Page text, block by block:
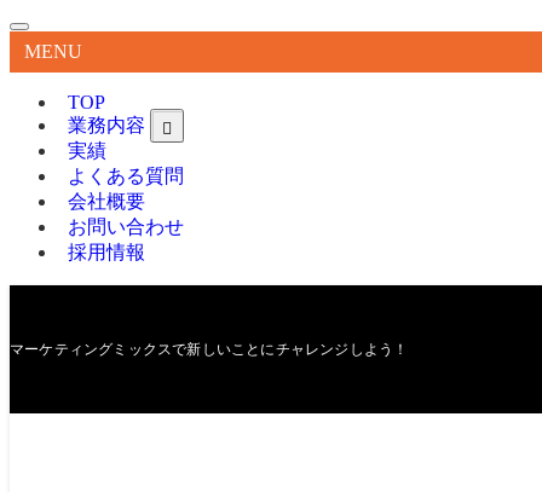
MENU
TOP
業務内容
実績
よくある質問
会社概要
お問い合わせ
採用情報
マーケティングミックスで新しいことにチャレンジしよう！